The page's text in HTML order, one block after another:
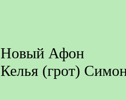
Новый Афон
Келья (грот)